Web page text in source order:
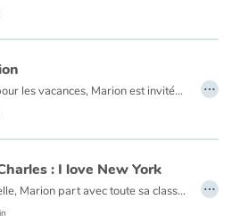
Cette année pour les vacances, Marion est invitée à passer Noël avec sa meilleure amie Camille sur l'île de la Martinique. Au programme : plongée et découverte de l'océan ! Les meilleures vacances qu'on puisse imaginer jusqu'à ce que le beau Francky s'en mêle... …
: I love New York
Grande nouvelle, Marion part avec toute sa classe pour un voyage à New-York. Mais quand on s'appelle Marion Girardon, voyager n'est pas de tout repos ! Que ce soit à New York, Paris, au ski ou au vide grenier du coin, Marion ne rate jamais une occasion de nous faire rire ! …